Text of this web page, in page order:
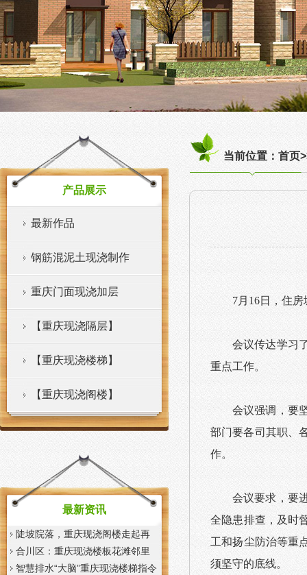
产品展示
最新作品
钢筋混泥土现浇制作
重庆门面现浇加层
【重庆现浇隔层】
【重庆现浇楼梯】
【重庆现浇阁楼】
最新资讯
陡坡院落，重庆现浇阁楼走起再
也不慌了——山城重庆无障碍环
境建设有了新解法
合川区：重庆现浇楼板花滩邻里
中心获央视聚焦报道
智慧排水“大脑”重庆现浇楼梯指令
当前位置：首页
7月16日，住
会议传达学习
重点工作。
会议强调，要
部门要各司其职、
作。
会议要求， 要
全隐患排查，及时
工和扬尘防治等重
须坚守的底线。